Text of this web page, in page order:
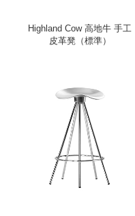
Highland Cow 高地牛 手工
皮革凳（標準）